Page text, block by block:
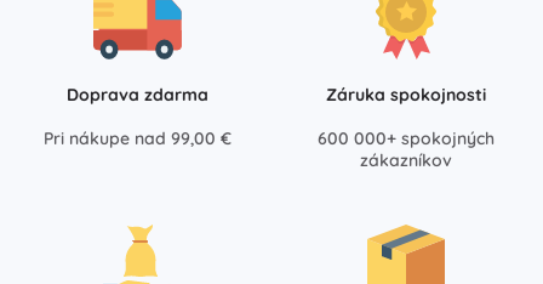
Doprava zdarma
Pri nákupe nad 99,00 €
Záruka spokojnosti
600 000+ spokojných
zákazníkov